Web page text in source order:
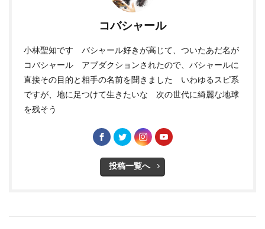
コバシャール
小林聖知です バシャール好きが高じて、ついたあだ名が
コバシャール アブダクションされたので、バシャールに
直接その目的と相手の名前を聞きました いわゆるスピ系
ですが、地に足つけて生きたいな 次の世代に綺麗な地球
を残そう
投稿一覧へ